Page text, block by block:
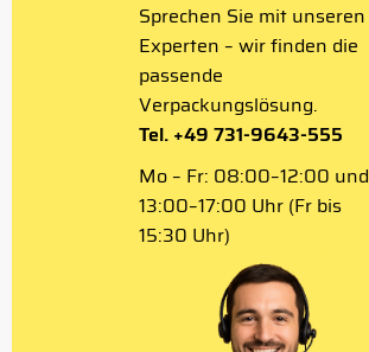
Sprechen Sie mit unseren
Experten – wir finden die
passende
Verpackungslösung.
Tel. +49 731-9643-555
Mo – Fr: 08:00–12:00 und
13:00–17:00 Uhr (Fr bis
15:30 Uhr)